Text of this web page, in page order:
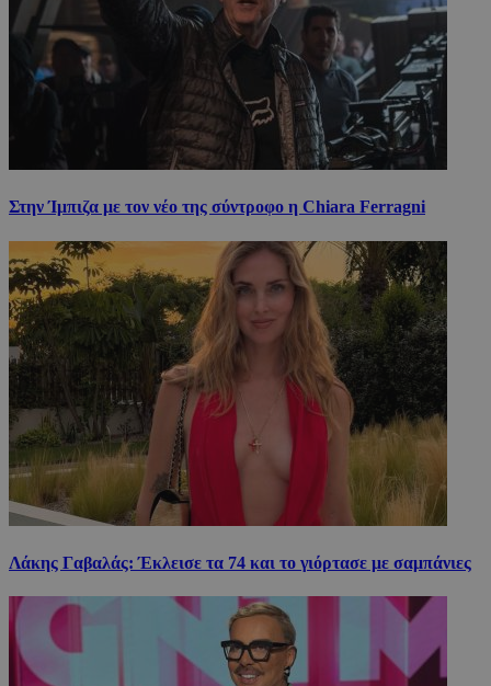
Στην Ίμπιζα με τον νέο της σύντροφο η Chiara Ferragni
Λάκης Γαβαλάς: Έκλεισε τα 74 και το γιόρτασε με σαμπάνιες